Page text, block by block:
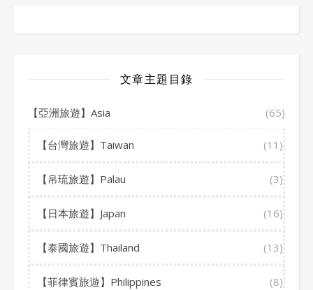
文章主題目錄
【亞洲旅遊】Asia (65)
【台灣旅遊】Taiwan (11)
【帛琉旅遊】Palau (3)
【日本旅遊】Japan (16)
【泰國旅遊】Thailand (13)
【菲律賓旅遊】Philippines (8)